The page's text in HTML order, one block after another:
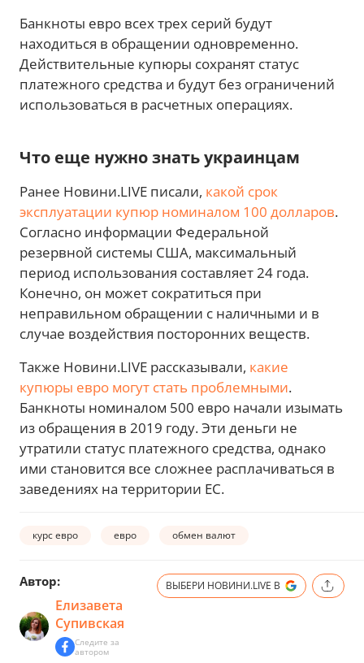
Банкноты евро всех трех серий будут
находиться в обращении одновременно.
Действительные купюры сохранят статус
платежного средства и будут без ограничений
использоваться в расчетных операциях.
Что еще нужно знать украинцам
Ранее Новини.LIVE писали, какой срок
эксплуатации купюр номиналом 100 долларов.
Согласно информации Федеральной
резервной системы США, максимальный
период использования составляет 24 года.
Конечно, он может сократиться при
неправильном обращении с наличными и в
случае воздействия посторонних веществ.
Также Новини.LIVE рассказывали, какие
купюры евро могут стать проблемными.
Банкноты номиналом 500 евро начали изымать
из обращения в 2019 году. Эти деньги не
утратили статус платежного средства, однако
ими становится все сложнее расплачиваться в
заведениях на территории ЕС.
курс евро евро обмен валют
Автор:
Елизавета
Супивская
Следите за
автором
ВЫБЕРИ НОВИНИ.LIVE В